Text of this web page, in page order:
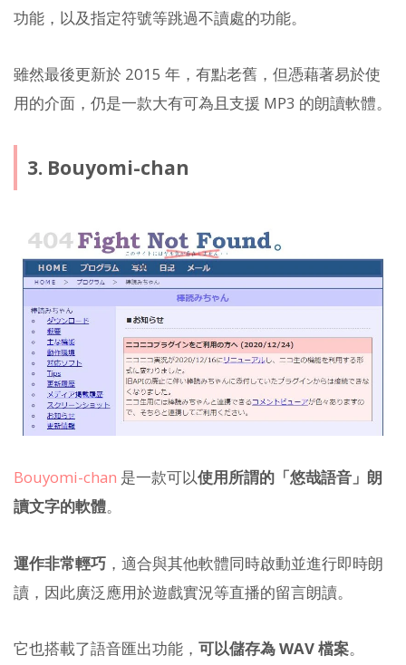
功能，以及指定符號等跳過不讀處的功能。
雖然最後更新於 2015 年，有點老舊，但憑藉著易於使
用的介面，仍是一款大有可為且支援 MP3 的朗讀軟體。
3. Bouyomi-chan
Bouyomi-chan 是一款可以使用所謂的「悠哉語音」朗
讀文字的軟體。
運作非常輕巧 ，適合與其他軟體同時啟動並進行即時朗
讀，因此廣泛應用於遊戲實況等直播的留言朗讀。
它也搭載了語音匯出功能， 可以儲存為 WAV 檔案。